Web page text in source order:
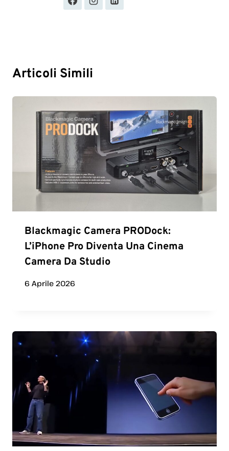
Articoli Simili
Blackmagic Camera PRODock:
L’iPhone Pro Diventa Una Cinema
Camera Da Studio
6 Aprile 2026